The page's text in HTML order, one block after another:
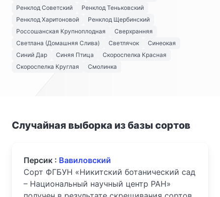
Ренклод Советский
Ренклод Теньковский
Ренклод Харитоновой
Ренклод Щербинский
Россошанская Крупноплодная
Сверхранняя
Светлана (Домашняя Слива)
Светлячок
Синеокая
Синий Дар
Синяя Птица
Скороспелка Красная
Скороспелка Круглая
Смолинка
Случайная выборка из базы сортов
Персик : Вавиловский
Сорт ФГБУН «Никитский ботанический сад
– Национальный научный центр РАН»